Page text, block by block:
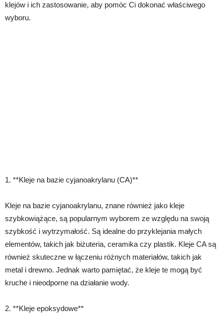
klejów i ich zastosowanie, aby pomóc Ci dokonać właściwego
wyboru.
1. **Kleje na bazie cyjanoakrylanu (CA)**
Kleje na bazie cyjanoakrylanu, znane również jako kleje
szybkowiążące, są popularnym wyborem ze względu na swoją
szybkość i wytrzymałość. Są idealne do przyklejania małych
elementów, takich jak biżuteria, ceramika czy plastik. Kleje CA są
również skuteczne w łączeniu różnych materiałów, takich jak
metal i drewno. Jednak warto pamiętać, że kleje te mogą być
kruche i nieodporne na działanie wody.
2. **Kleje epoksydowe**